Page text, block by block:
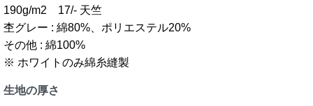
190g/m2 17/- 天竺
杢グレー : 綿80%、ポリエステル20%
その他 : 綿100%
※ ホワイトのみ綿糸縫製
生地の厚さ